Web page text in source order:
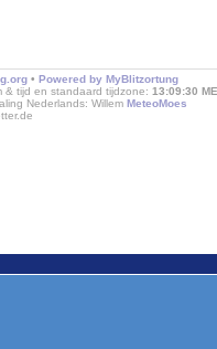
• Powered by MyBlitzortung
& tijd en standaard tijdzone: 13:09:30
Nederlands: Willem MeteoMoes